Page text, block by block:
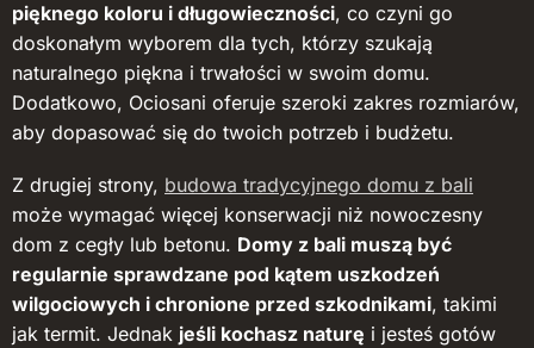
pięknego koloru i długowieczności, co czyni go
doskonałym wyborem dla tych, którzy szukają
naturalnego piękna i trwałości w swoim domu.
Dodatkowo, Ociosani oferuje szeroki zakres rozmiarów,
aby dopasować się do twoich potrzeb i budżetu.
Z drugiej strony, budowa tradycyjnego domu z bali
może wymagać więcej konserwacji niż nowoczesny
dom z cegły lub betonu. Domy z bali muszą być
regularnie sprawdzane pod kątem uszkodzeń
wilgociowych i chronione przed szkodnikami, takimi
jak termit. Jednak jeśli kochasz naturę i jesteś gotów